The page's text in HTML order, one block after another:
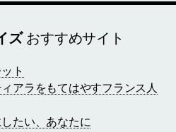
ズおすすめサイト
ト
アラをもてはやすフランス人
たい、あなたに